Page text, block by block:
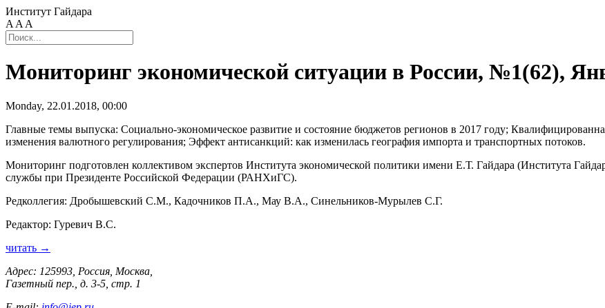
Институт Гайдара
A A A
Мониторинг экономической ситуации в России, №1(62),
Monday, 22.01.2018, 00:00
Главные темы выпуска: Социально-экономическое развитие и состояние бюджетов регионов в 2017 году;
изменения валютного регулирования; Эффект антисанкций: как изменилась география импорта и транспортных потоков.
Мониторинг подготовлен коллективом экспертов Института экономической политики имени Е.Т. Гайдара (Института
службы при Президенте Российской Федерации (РАНХиГС).
Редколлегия: Дробышевский С.М., Кадочников П.А., Мау В.А., Синельников-Мурылев С.Г.
Редактор: Гуревич В.С.
читать →
Адрес: 125993, Россия, Москва,
Газетный пер., д. 3-5, стр. 1